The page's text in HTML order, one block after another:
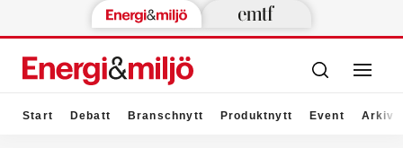
Start Debatt Branschnytt Produktnytt Event Arkiv